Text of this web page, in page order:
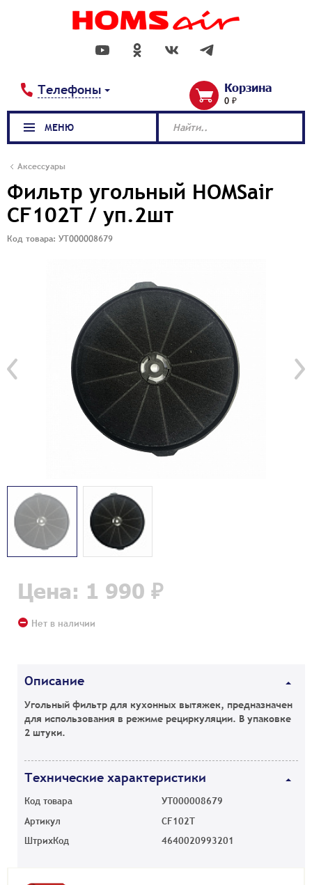
Телефоны Корзина
0 ₽
Аксессуары
Фильтр угольный HOMSair
CF102T / уп.2шт
Код товара: УТ000008679
Цена: 1 990 ₽
Нет в наличии
Описание
Угольный фильтр для кухонных вытяжек, предназначен
для использования в режиме рециркуляции. В упаковке
2 штуки.
Технические характеристики
Код товара
УТ000008679
Артикул
CF102T
ШтрихКод
4640020993201
МЕНЮ Найти..